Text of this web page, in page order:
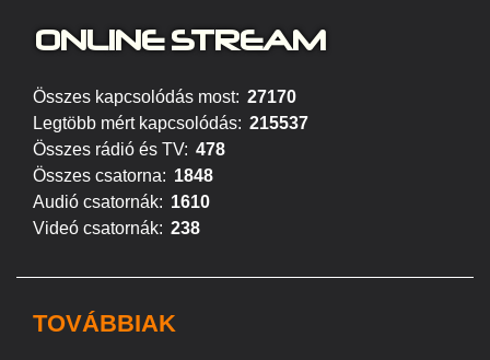
ONLINE STREAM
Összes kapcsolódás most: 27170
Legtöbb mért kapcsolódás: 215537
Összes rádió és TV: 478
Összes csatorna: 1848
Audió csatornák: 1610
Videó csatornák: 238
TOVÁBBIAK